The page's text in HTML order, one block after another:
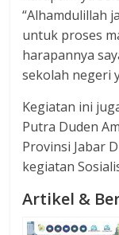
“Alhamdulillah
untuk proses
harapannya
sekolah negeri
Kegiatan ini
Putra Duden
Provinsi Jabar
kegiatan
Artikel &